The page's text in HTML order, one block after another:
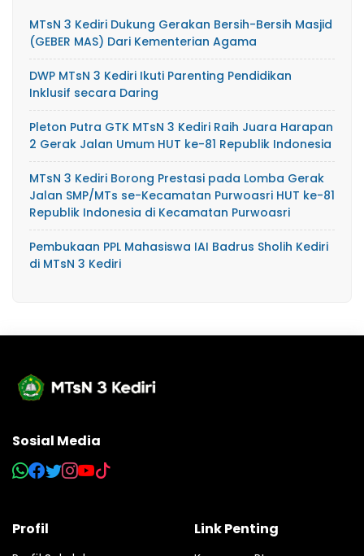
MTsN 3 Kediri Dukung Gerakan Bersih-Bersih Masjid
(GEBER MAS) Dari Kementerian Agama
DWP MTsN 3 Kediri Ikuti Parenting Pendidikan
Inklusif secara Daring
Pleton Putra GTK MTsN 3 Kediri Raih Juara Harapan
2 Gerak Jalan Umum HUT ke-81 Republik Indonesia
MTsN 3 Kediri Borong Prestasi pada Lomba Gerak
Jalan SMP/MTs se-Kecamatan Purwoasri HUT ke-81
Republik Indonesia di Kecamatan Purwoasri
Pembukaan PPL Mahasiswa IAI Badrus Sholih Kediri
di MTsN 3 Kediri
Sosial Media
Profil Link Penting